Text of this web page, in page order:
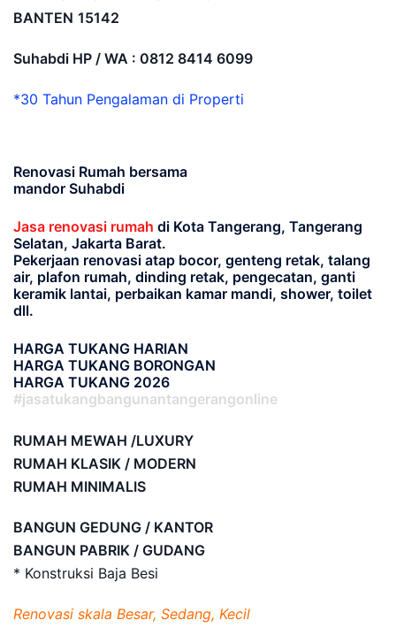
BANTEN 15142
Suhabdi HP / WA : 0812 8414 6099
*30 Tahun Pengalaman di Properti
Renovasi Rumah bersama
mandor Suhabdi
Jasa renovasi rumah di Kota Tangerang, Tangerang
Selatan, Jakarta Barat.
Pekerjaan renovasi atap bocor, genteng retak, talang
air, plafon rumah, dinding retak, pengecatan, ganti
keramik lantai, perbaikan kamar mandi, shower, toilet
dll.
HARGA TUKANG HARIAN
HARGA TUKANG BORONGAN
HARGA TUKANG 2026
#jasatukangbangunantangerangonline
RUMAH MEWAH /LUXURY
RUMAH KLASIK / MODERN
RUMAH MINIMALIS
BANGUN GEDUNG / KANTOR
BANGUN PABRIK / GUDANG
* Konstruksi Baja Besi
Renovasi skala Besar, Sedang, Kecil